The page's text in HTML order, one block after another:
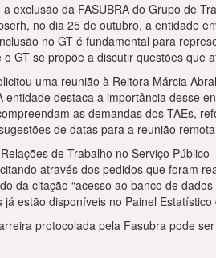
exclusão da FASUBRA do Grupo de
no dia 25 de outubro, a entidade
no GT é fundamental para
GT se propõe a discutir questões que
uma reunião à Reitora Márcia
entidade destaca a importância desse
as demandas dos TAEs,
de datas para a reunião
de Trabalho no Serviço
através dos pedidos que foram
da citação “acesso ao banco de
estão disponíveis no Painel
protocolada pela Fasubra pode